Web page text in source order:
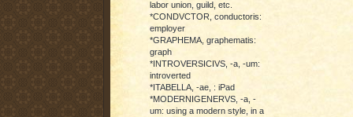
labor union, guild, etc.
*CONDVCTOR, conductoris:
employer
*GRAPHEMA, graphematis:
graph
*INTROVERSICIVS, -a, -um:
introverted
*ITABELLA, -ae, : iPad
*MODERNIGENERVS, -a, -
um: using a modern style, in a